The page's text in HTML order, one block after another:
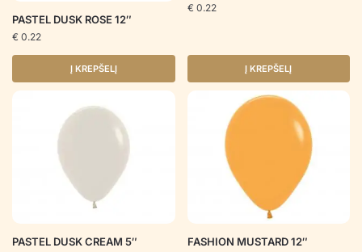
PASTEL DUSK ROSE 12″
€ 0.22
Į KREPŠELĮ
€ 0.22
Į KREPŠELĮ
PASTEL DUSK CREAM 5″ FASHION MUSTARD 12″